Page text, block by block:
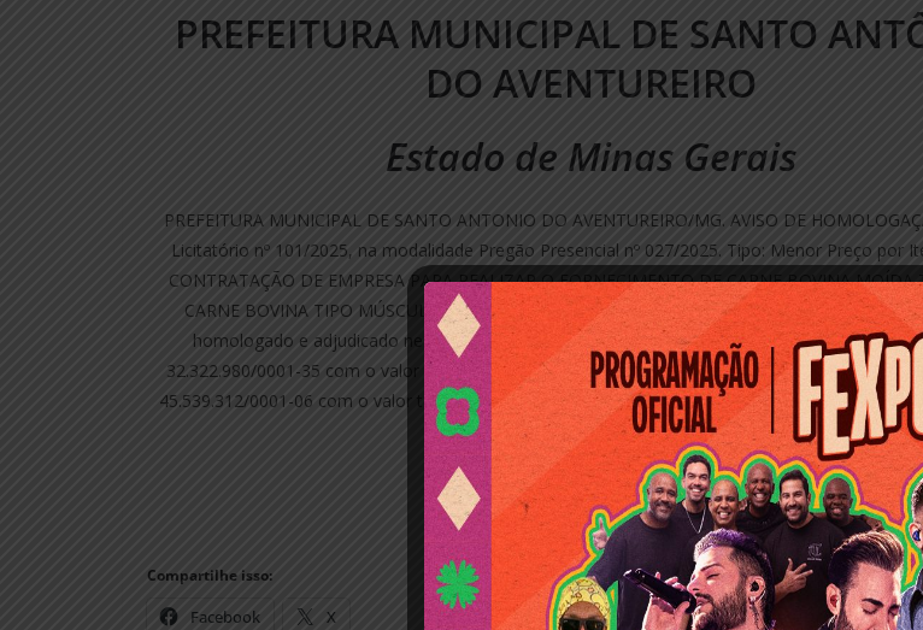
PREFEITURA MUNICIPAL DE SANTO
DO AVENTUREIRO
Estado de Minas Gerais
PREFEITURA MUNICIPAL DE SANTO ANTONIO DO AVENTUREIRO/MG. AVISO DE
Licitatório nº 101/2025, na modalidade Pregão Presencial nº 027/2025. Tipo: Menor Preço por
CONTRATAÇÃO DE EMPRESA PARA REALIZAR O FORNECIMENTO DE CARNE BOVINA MOÍDA
CARNE BOVINA TIPO MÚSCULO, COSTELINHA DE PORCO, LINGUIÇA CALABREZA E BACON.
homologado e adjudicado nesta data. MONIQUE FERREIRA CAÇADOR – ME inscrita no
32.322.980/0001-35 com o valor total de R$ 74.407,50; e, COMERCIAL P & L LTDA. inscrita no
45.539.312/0001-06 com o valor total de R$ 2.400,00. Santo Antonio do Aventureiro, 29 de
Amaury de Sá Ferreira – Prefeito.
Compartilhe isso:
Facebook X